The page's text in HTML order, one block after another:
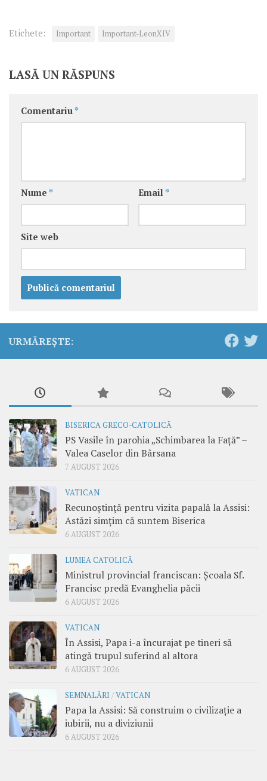
Etichete: Important Important-LeonXIV
LASĂ UN RĂSPUNS
Comentariu *
Nume * Email *
Site web
URMĂREȘTE:
BISERICA GRECO-CATOLICĂ
PS Vasile în parohia „Schimbarea la Față” –
Valea Caselor din Bârsana
7 AUGUST 2026
VATICAN
Recunoștință pentru vizita papală la Assisi:
Astăzi simțim că suntem Biserica
6 AUGUST 2026
LUMEA CATOLICĂ
Ministrul provincial franciscan: Școala Sf.
Francisc predă Evanghelia păcii
6 AUGUST 2026
VATICAN
În Assisi, Papa i-a încurajat pe tineri să
atingă trupul suferind al altora
6 AUGUST 2026
SEMNALĂRI /VATICAN
Papa la Assisi: Să construim o civilizație a
iubirii, nu a diviziunii
6 AUGUST 2026